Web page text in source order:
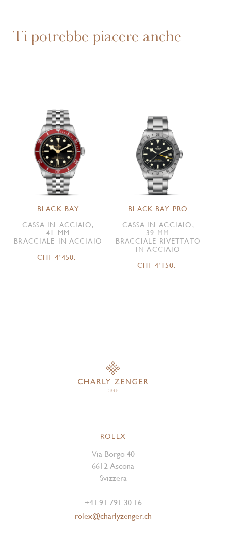
Ti potrebbe piacere anche
BLACK BAY
CASSA IN ACCIAIO,
41 MM
BRACCIALE IN ACCIAIO
CHF 4'450.-
BLACK BAY PRO
CASSA IN ACCIAIO,
39 MM
BRACCIALE RIVETTATO
IN ACCIAIO
CHF 4'150.-
ROLEX
Via Borgo 40
6612 Ascona
Svizzera
+41 91 791 30 16
rolex@charlyzenger.ch